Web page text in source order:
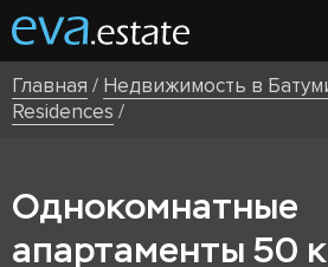
Главная / Недвижимость в
Residences /
Однокомнатные
апартаменты 50